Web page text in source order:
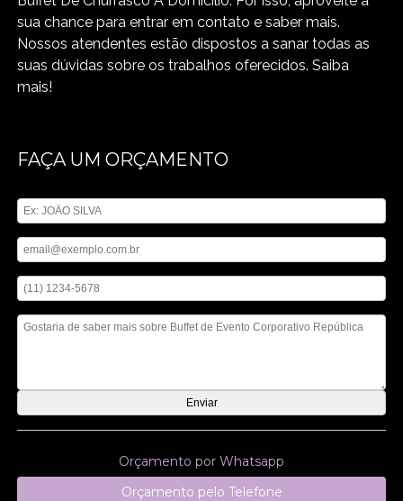
sua chance para entrar em contato e saber mais.
Nossos atendentes estão dispostos a sanar todas as
suas dúvidas sobre os trabalhos oferecidos. Saiba
mais!
FAÇA UM ORÇAMENTO
Orçamento por Whatsapp
Orçamento pelo Telefone